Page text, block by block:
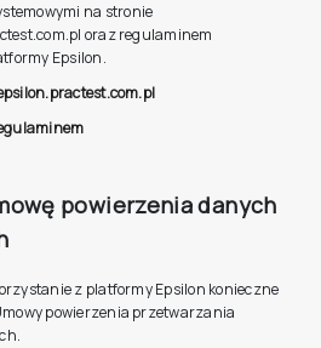
na stronie
oraz regulaminem
Epsilon.
powierzenia danych
z platformy Epsilon konieczne
powierzenia przetwarzania